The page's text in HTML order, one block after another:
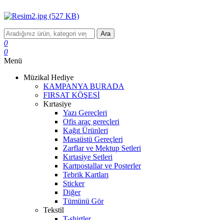
Ara
0
0
Menü
Müzikal Hediye
KAMPANYA BURADA
FIRSAT KÖŞESİ
Kırtasiye
Yazı Gereçleri
Ofis araç gereçleri
Kağıt Ürünleri
Masaüstü Gereçleri
Zarflar ve Mektup Setleri
Kırtasiye Setleri
Kartpostallar ve Posterler
Tebrik Kartları
Sticker
Diğer
Tümünü Gör
Tekstil